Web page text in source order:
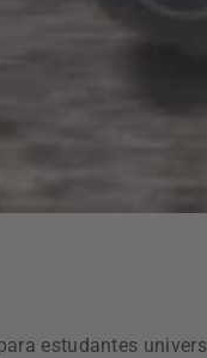
estudantes